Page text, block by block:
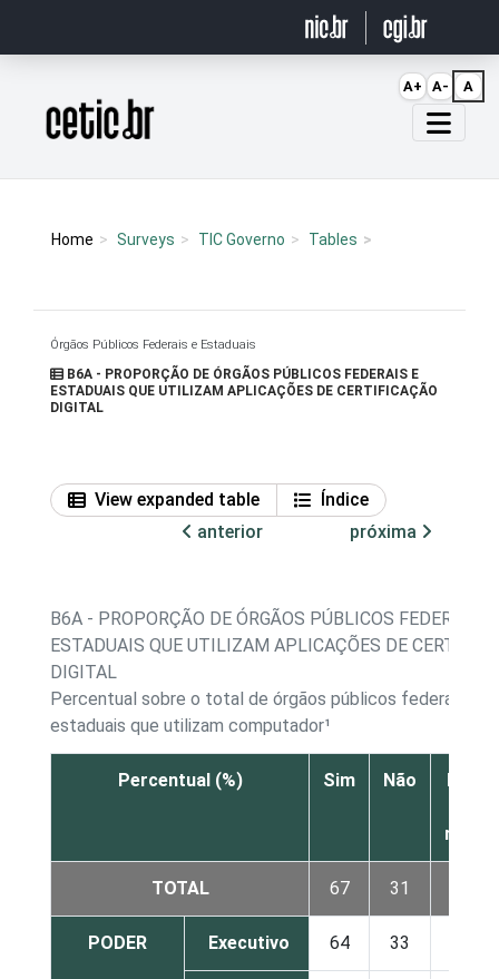
Página inicial
Home Surveys TIC Governo Tables
Órgãos Públicos Federais e Estaduais
B6A - PROPORÇÃO DE ÓRGÃOS PÚBLICOS FEDERAIS E
ESTADUAIS QUE UTILIZAM APLICAÇÕES DE CERTIFICAÇÃO
DIGITAL
View expanded table
Índice
anterior
próxima
B6A - PROPORÇÃO DE ÓRGÃOS PÚBLICOS FEDERAIS E
ESTADUAIS QUE UTILIZAM APLICAÇÕES DE
DIGITAL
Percentual sobre o total de órgãos públicos federais e
estaduais que utilizam computador¹
Percentual (%) Sim Não
Não
TOTAL 67 31
PODER Executivo 64 33
A+ A- A